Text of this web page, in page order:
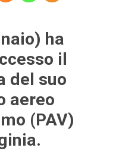
re
ha
il
del suo
aereo
(PAV)